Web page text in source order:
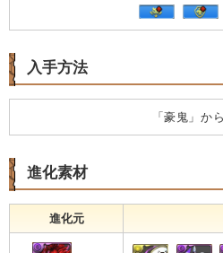
入手方法
「豪鬼」か
進化素材
進化元